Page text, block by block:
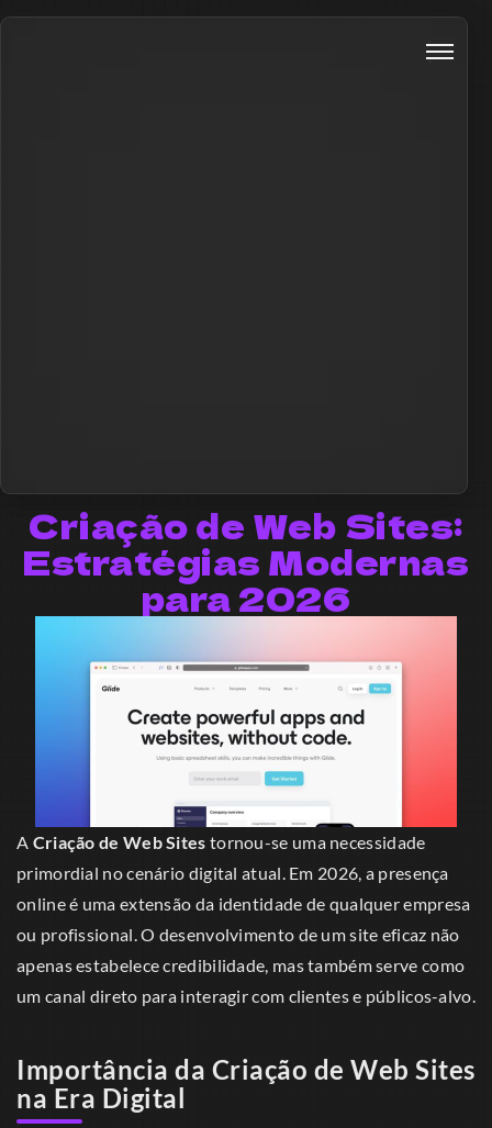
Criação de Web Sites:
Estratégias Modernas
para 2026
A Criação de Web Sites tornou-se uma necessidade
primordial no cenário digital atual. Em 2026, a presença
online é uma extensão da identidade de qualquer empresa
ou profissional. O desenvolvimento de um site eficaz não
apenas estabelece credibilidade, mas também serve como
um canal direto para interagir com clientes e públicos-alvo.
Importância da Criação de Web Sites
na Era Digital